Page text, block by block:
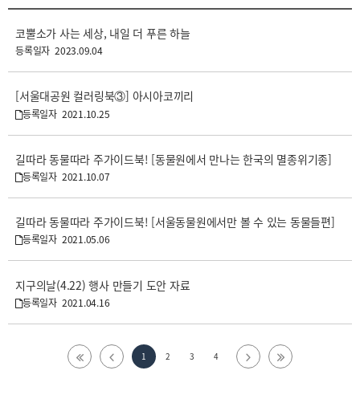
코뿔소가 사는 세상, 내일 더 푸른 하늘
2023.09.04
[서울대공원 컬러링북③] 아시아코끼리
2021.10.25
길따라 동물따라 주가이드북! [동물원에서 만나는 한국의 멸종위기종]
2021.10.07
길따라 동물따라 주가이드북! [서울동물원에서만 볼 수 있는 동물들편]
2021.05.06
지구의날(4.22) 행사 만들기 도안 자료
2021.04.16
1 2 3 4